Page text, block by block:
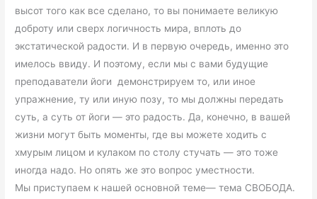
высот того как все сделано, то вы понимаете великую
доброту или сверх логичность мира, вплоть до
экстатической радости. И в первую очередь, именно это
имелось ввиду. И поэтому, если мы с вами будущие
преподаватели йоги демонстрируем то, или иное
упражнение, ту или иную позу, то мы должны передать
суть, а суть от йоги — это радость. Да, конечно, в вашей
жизни могут быть моменты, где вы можете ходить с
хмурым лицом и кулаком по столу стучать — это тоже
иногда надо. Но опять же это вопрос уместности.
Мы приступаем к нашей основной теме— тема СВОБОДА.